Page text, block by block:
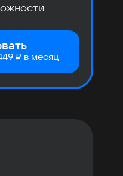
₽ в месяц